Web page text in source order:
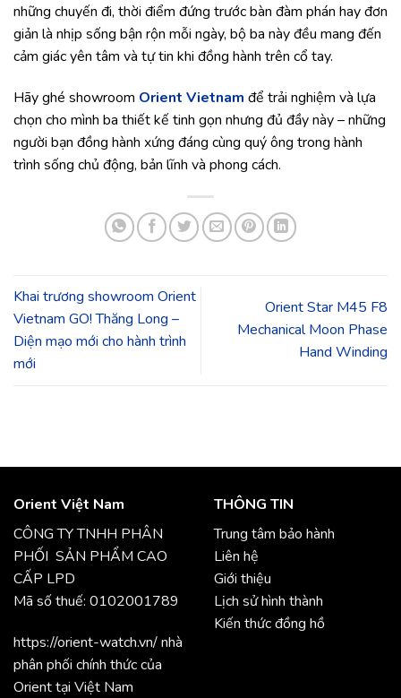
những chuyến đi, thời điểm đứng trước bàn đàm phán hay đơn
giản là nhịp sống bận rộn mỗi ngày, bộ ba này đều mang đến
cảm giác yên tâm và tự tin khi đồng hành trên cổ tay.
Hãy ghé showroom Orient Vietnam để trải nghiệm và lựa
chọn cho mình ba thiết kế tinh gọn nhưng đủ đầy này – những
người bạn đồng hành xứng đáng cùng quý ông trong hành
trình sống chủ động, bản lĩnh và phong cách.
Khai trương showroom Orient
Vietnam GO! Thăng Long –
Diện mạo mới cho hành trình
mới
Orient Star M45 F8
Mechanical Moon Phase
Hand Winding
Orient Việt Nam
CÔNG TY TNHH PHÂN
PHỐI SẢN PHẨM CAO
CẤP LPD
Mã số thuế: 0102001789
https://orient-watch.vn/ nhà
phân phối chính thức của
Orient tại Việt Nam
THÔNG TIN
Trung tâm bảo hành
Liên hệ
Giới thiệu
Lịch sử hình thành
Kiến thức đồng hồ